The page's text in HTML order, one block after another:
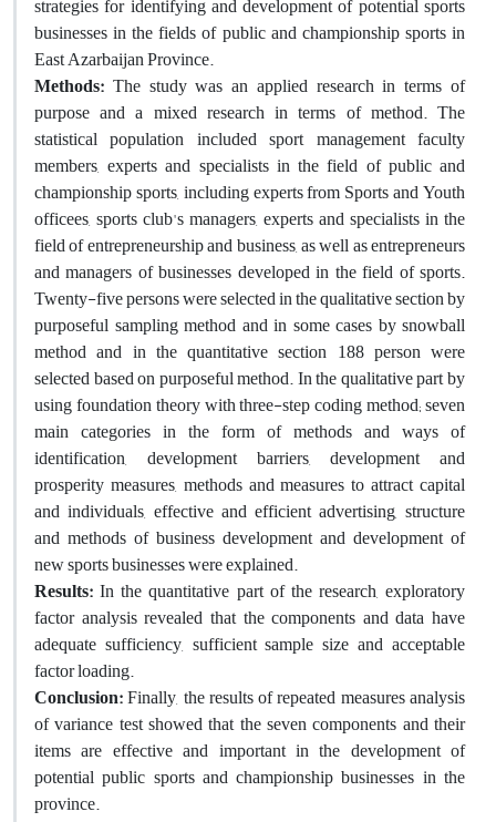
businesses in the fields of public and championship sports in
East Azarbaijan Province.
Methods: The study was an applied research in terms of
purpose and a mixed research in terms of method. The
statistical population included sport management faculty
members, experts and specialists in the field of public and
championship sports, including experts from Sports and Youth
officees, sports club's managers, experts and specialists in the
field of entrepreneurship and business, as well as entrepreneurs
and managers of businesses developed in the field of sports.
Twenty-five persons were selected in the qualitative section by
purposeful sampling method and in some cases by snowball
method and in the quantitative section 188 person were
selected based on purposeful method. In the qualitative part by
using foundation theory with three-step coding method; seven
main categories in the form of methods and ways of
identification, development barriers, development and
prosperity measures, methods and measures to attract capital
and individuals, effective and efficient advertising, structure
and methods of business development and development of
new sports businesses were explained.
Results:In the quantitative part of the research, exploratory
factor analysis revealed that the components and data have
adequate sufficiency, sufficient sample size and acceptable
factor loading.
Conclusion:Finally, the results of repeated measures analysis
of variance test showed that the seven components and their
items are effective and important in the development of
potential public sports and championship businesses in the
province.